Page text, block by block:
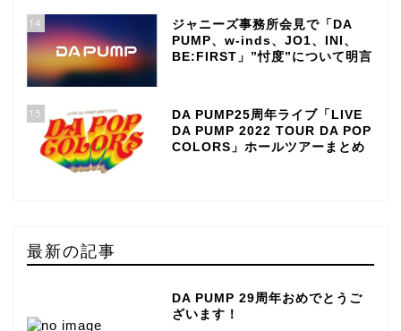
14
ジャニーズ事務所会見で「DA
PUMP、w-inds、JO1、INI、
BE:FIRST」”忖度”について明言
15
DA PUMP25周年ライブ「LIVE
DA PUMP 2022 TOUR DA POP
COLORS」ホールツアーまとめ
最新の記事
DA PUMP 29周年おめでとうご
ざいます！